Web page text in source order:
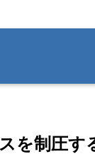
を制圧す